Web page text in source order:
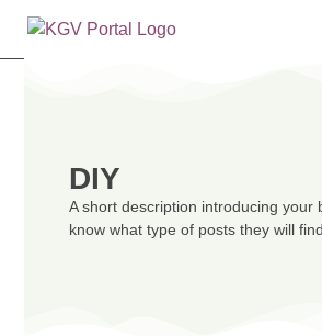
DIY
A short description introducing your
know what type of posts they will